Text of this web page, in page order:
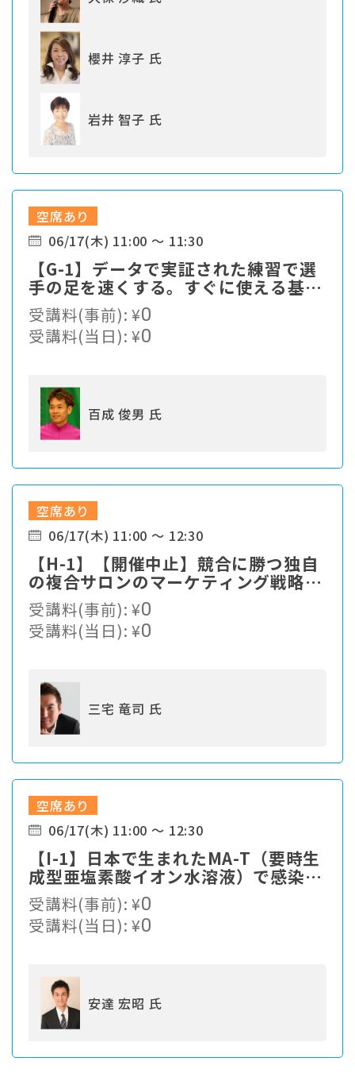
櫻井 淳子 氏
岩井 智子 氏
空席あり
06/17(木) 11:00 ～ 11:30
【G-1】データで実証された練習で選
手の足を速くする。すぐに使える基本
をお伝えします。
受講料(事前):¥0
受講料(当日):¥0
百成 俊男 氏
空席あり
06/17(木) 11:00 ～ 12:30
【H-1】【開催中止】競合に勝つ独自
の複合サロンのマーケティング戦略と
は？
受講料(事前):¥0
受講料(当日):¥0
三宅 竜司 氏
空席あり
06/17(木) 11:00 ～ 12:30
【I-1】⽇本で⽣まれたMA-T（要時⽣
成型亜塩素酸イオン⽔溶液）で感染症
対策
受講料(事前):¥0
受講料(当日):¥0
安達 宏昭 氏